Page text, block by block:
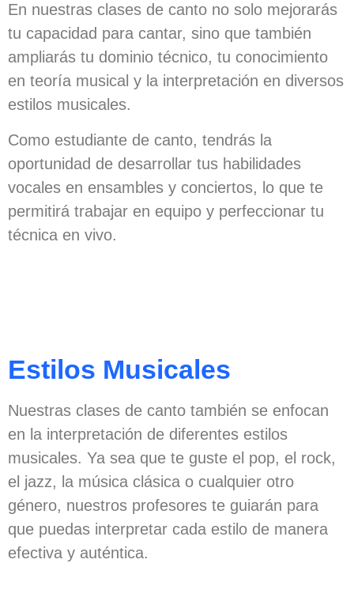
En nuestras clases de canto no solo mejorarás
tu capacidad para cantar, sino que también
ampliarás tu dominio técnico, tu conocimiento
en teoría musical y la interpretación en diversos
estilos musicales.
Como estudiante de canto, tendrás la
oportunidad de desarrollar tus habilidades
vocales en ensambles y conciertos, lo que te
permitirá trabajar en equipo y perfeccionar tu
técnica en vivo.
Estilos Musicales
Nuestras clases de canto también se enfocan
en la interpretación de diferentes estilos
musicales. Ya sea que te guste el pop, el rock,
el jazz, la música clásica o cualquier otro
género, nuestros profesores te guiarán para
que puedas interpretar cada estilo de manera
efectiva y auténtica.